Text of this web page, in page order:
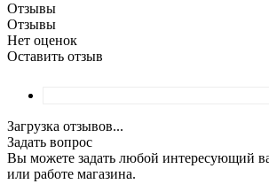
Отзывы
Отзывы
Нет оценок
Оставить отзыв
Загрузка отзывов...
Задать вопрос
Вы можете задать любой интересующий
или работе магазина.